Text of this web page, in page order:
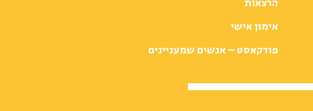
הרצאות
אימון אישי
פודקאסט – אנשים שמעניינים